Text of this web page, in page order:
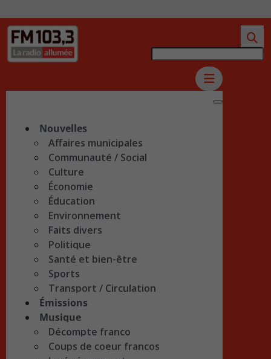
Nouvelles
Affaires municipales
Communauté / Social
Culture
Économie
Éducation
Environnement
Faits divers
Politique
Santé et bien-être
Sports
Transport / Circulation
Émissions
Musique
Décompte franco
Coups de coeur francos